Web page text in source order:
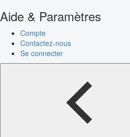
Aide & Paramètres
Compte
Contactez-nous
Se connecter